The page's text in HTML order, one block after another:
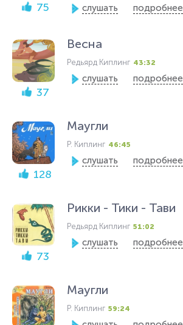
75 слушать подробнее
37
Весна
Редьярд Киплинг 43:32
слушать подробнее
128
Маугли
Р. Киплинг 46:45
слушать подробнее
73
Рикки - Тики - Тави
Редьярд Киплинг 51:02
слушать подробнее
Маугли
Р. Киплинг 59:24